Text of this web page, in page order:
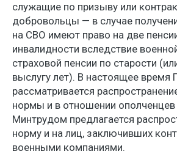
служащие по призыву или
добровольцы — в случае
на СВО имеют право на две
инвалидности вследствие
страховой пенсии по старости
выслугу лет). В настоящее время
рассматривается
нормы и в отношении
Минтрудом предлагается
норму и на лиц, заключивших
военными компаниями.